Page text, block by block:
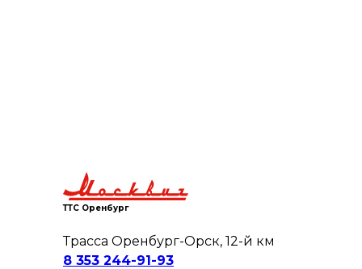
Трасса Оренбург-Орск, 12-й км
8 353 244-91-93
ТТС Оренбург